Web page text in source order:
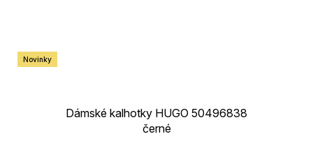
Novinky
Dámské kalhotky HUGO 50496838
černé